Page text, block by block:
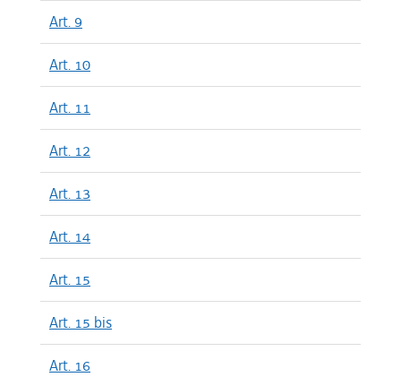
Art. 9
Art. 10
Art. 11
Art. 12
Art. 13
Art. 14
Art. 15
Art. 15 bis
Art. 16